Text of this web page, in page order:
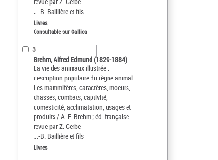
J.-B. Baillière et fils
Livres
Consultable sur Gallica
3
Brehm, Alfred Edmund (1829-1884)
La vie des animaux illustrée :
description populaire du règne animal.
Les mammifères, caractères, moeurs,
chasses, combats, captivité,
domesticité, acclimatation, usages et
produits / A. E. Brehm ; éd. française
revue par Z. Gerbe
J.-B. Baillière et fils
Livres